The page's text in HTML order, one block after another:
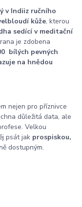
v Indiiz ručního
kůže, kterou
sedící v meditační
je zdobena
bílých pevných
na hnědou
nejen pro příznivce
důležitá data, ale
Velkou
psát jak prospiskou,
dostupným.